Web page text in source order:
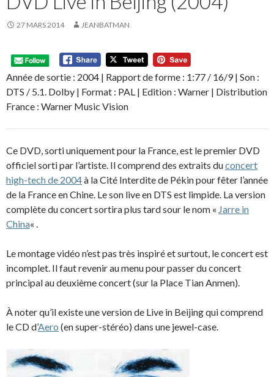
27 MARS 2014 JEANBATMAN
Année de sortie : 2004 | Rapport de forme : 1:77 / 16/9 | Son :
DTS / 5.1. Dolby | Format : PAL | Edition : Warner | Distribution
France : Warner Music Vision
Ce DVD, sorti uniquement pour la France, est le premier DVD
officiel sorti par l’artiste. Il comprend des extraits duconcert
high-tech de 2004à la Cité Interdite de Pékin pour fêter l’année
de la France en Chine. Le son live en DTS est limpide. La version
complète du concert sortira plus tard sour le nom « Jarre in
China« .
Le montage vidéo n’est pas très inspiré et surtout, le concert est
incomplet. Il faut revenir au menu pour passer du concert
principal au deuxième concert (sur la Place Tian Anmen).
À noter qu’il existe une version de Live in Beijing qui comprend
le CD d’Aero (en super-stéréo) dans une jewel-case.